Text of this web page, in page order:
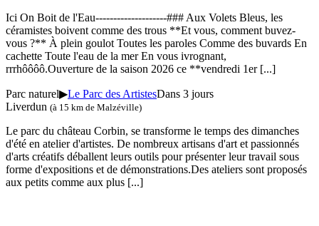
Ici On Boit de l'Eau--------------------### Aux Volets Bleus, les
céramistes boivent comme des trous **Et vous, comment buvez-
vous ?** À plein goulot Toutes les paroles Comme des buvards En
cachette Toute l'eau de la mer En vous ivrognant,
rrrhôôôô.Ouverture de la saison 2026 ce **vendredi 1er [...]
Parc naturel▶Le Parc des ArtistesDans 3 jours
Liverdun (à 15 km de Malzéville)
Le parc du château Corbin, se transforme le temps des dimanches
d'été en atelier d'artistes. De nombreux artisans d'art et passionnés
d'arts créatifs déballent leurs outils pour présenter leur travail sous
forme d'expositions et de démonstrations.Des ateliers sont proposés
aux petits comme aux plus [...]